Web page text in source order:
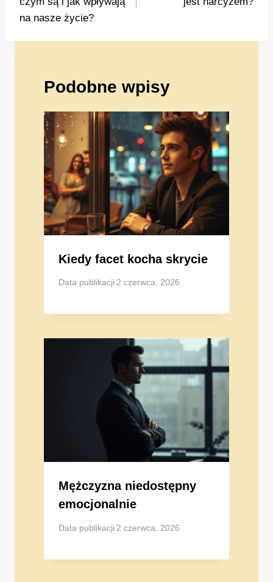
na nasze życie?
Podobne wpisy
Kiedy facet kocha skrycie
Data publikacji 2 czerwca, 2026
Mężczyzna niedostępny
emocjonalnie
Data publikacji 2 czerwca, 2026